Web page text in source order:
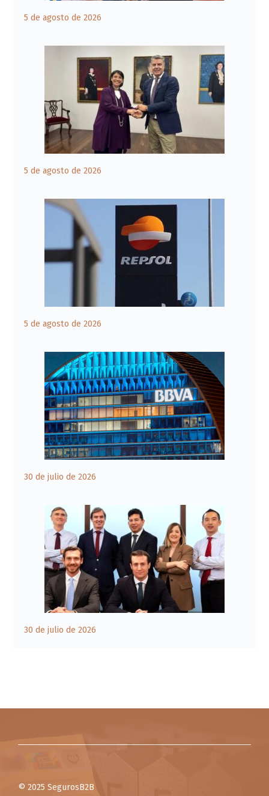
5 de agosto de 2026
5 de agosto de 2026
5 de agosto de 2026
30 de julio de 2026
30 de julio de 2026
© 2025 SegurosB2B